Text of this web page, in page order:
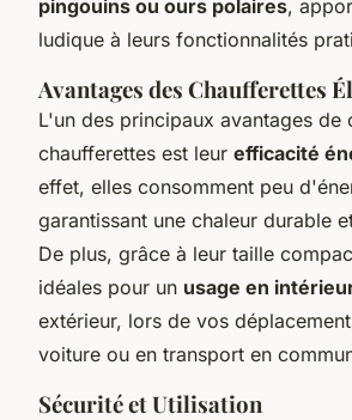
pingouins ou ours polaires,
ludique à leurs fonctionnalités
Avantages des Chaufferettes
L'un des principaux avantages de
chaufferettes est leur efficacité
effet, elles consomment peu
garantissant une chaleur durable
De plus, grâce à leur taille
idéales pour un usage en
extérieur, lors de vos
voiture ou en transport en
Sécurité et Utilisation